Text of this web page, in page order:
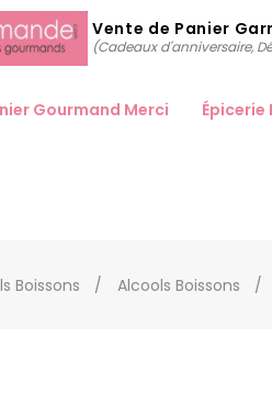
Vente de Panier
(Cadeaux d'anniversaire,
Gourmand Merci Épicerie
Boissons Alcools Boissons